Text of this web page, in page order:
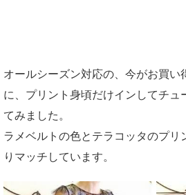
オールシーズン対応の、今がお買い
に、プリント身頃だけインしてチュ
てみました。
ラメベルトの色とテラコッタのプリ
りマッチしています。